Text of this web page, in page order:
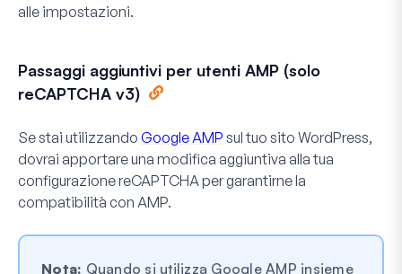
alle impostazioni.
Passaggi aggiuntivi per utenti AMP (solo
reCAPTCHA v3)
Se stai utilizzando Google AMP sul tuo sito WordPress,
dovrai apportare una modifica aggiuntiva alla tua
configurazione reCAPTCHA per garantirne la
compatibilità con AMP.
Nota: Quando si utilizza Google AMP insieme